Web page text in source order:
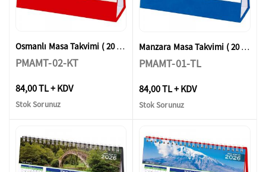
Osmanlı Masa Takvimi ( 20 x 14 x 7 cm )
PMAMT-02-KT
84,00 TL + KDV
Stok Sorunuz
Manzara Masa Takvimi ( 20 x 14 x 7 cm )
PMAMT-01-TL
84,00 TL + KDV
Stok Sorunuz